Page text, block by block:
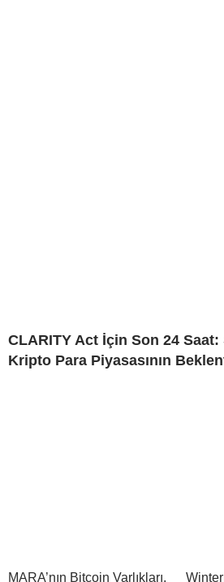
CLARITY Act İçin Son 24
Kripto Para Piyasasının
MARA’nın Bitcoin Varlıkları,